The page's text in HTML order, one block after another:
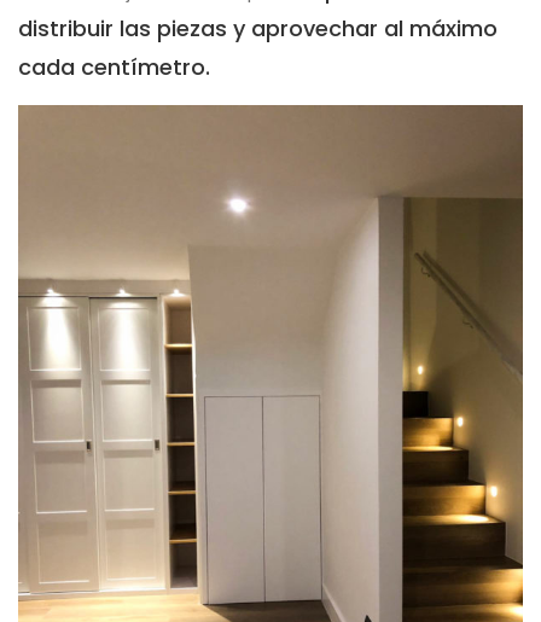
distribuir las piezas y aprovechar al máximo
cada centímetro.